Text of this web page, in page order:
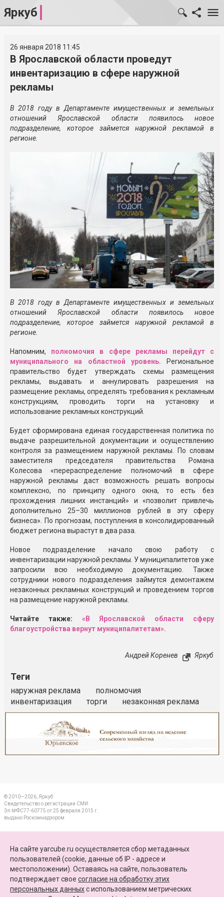
Яркуб
26 января 2018 11:45
В Ярославской области проведут
инвентаризацию в сфере наружной
рекламы
В 2018 году в Департаменте имущественных и земельных
отношений Ярославской области появилось новое
подразделение, которое займется наружной рекламой в
регионе.
В 2018 году в Департаменте имущественных и земельных
отношений Ярославской области появилось новое
подразделение, которое займется наружной рекламой в
регионе.
Напомним, полномочия в сфере рекламы перейдут с
муниципального на областной уровень. Региональное
правительство будет утверждать схемы размещения
рекламы, выдавать и аннулировать разрешения на
размещение рекламы, определять требования к рекламным
конструкциям, проводить торги на установку и
использование рекламных конструкций.
Будет сформирована единая государственная политика по
выдаче разрешительной документации и осуществлению
контроля за размещением наружной рекламы. По словам
заместителя председателя правительства Романа
Колесова «перераспределение полномочий в сфере
наружной рекламы даст возможность решать вопросы
комплексно, по принципу одного окна, то есть без
прохождения лишних инстанций» и «позволит привлечь
дополнительно 25–30 миллионов рублей в эту сферу
бизнеса». По прогнозам, поступления в консолидированный
бюджет региона вырастут в два раза.
Новое подразделение начало свою работу с
инвентаризации наружной рекламы. У муниципалитетов уже
запросили всю необходимую документацию. Также
сотрудники нового подразделения займутся демонтажем
незаконных рекламных конструкций и проведением торгов
на размещение наружной рекламы.
Читайте также:
«В Ярославской области сферу
благоустройства вернут муниципалитетам».
Андрей Коренев Яркуб
Теги
наружная реклама
полномочия
инвентаризация
торги незаконная реклама
© 2010—2026, Яркуб
Свидетельство о регистрации СМИ:
Эл №ФС77-60775 от 25 февраля 2015 г.
выдано Роскомнадзором
ПАРТНЕРЫ
КАРТА САЙТА
На сайте yarcube.ru осуществляется сбор метаданных
пользователей (cookie, данные об IP - адресе и
местоположении). Оставаясь на сайте, пользователь
подтверждает свое согласие на обработку этих
персональных данныхc использованием метрических